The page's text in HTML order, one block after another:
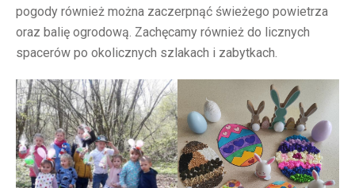
pogody również można zaczerpnąć świeżego powietrza
oraz balię ogrodową. Zachęcamy również do licznych
spacerów po okolicznych szlakach i zabytkach.